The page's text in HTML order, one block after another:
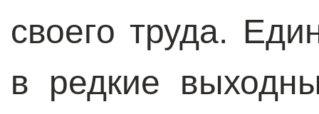
своего труда.
в редкие